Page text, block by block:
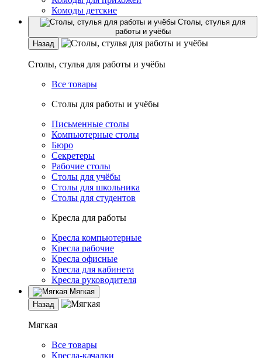
Комоды детские
Столы, стулья для
работы и учёбы
Назад
Столы, стулья для работы и учёбы
Все товары
Столы для работы и учёбы
Письменные столы
Компьютерные столы
Бюро
Секретеры
Рабочие столы
Столы для учёбы
Столы для школьника
Столы для студентов
Кресла для работы
Кресла компьютерные
Кресла рабочие
Кресла офисные
Кресла для кабинета
Кресла руководителя
Мягкая
Назад
Мягкая
Все товары
Кресла-качалки